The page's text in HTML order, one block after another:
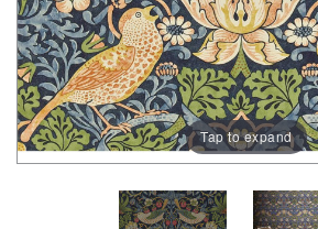
PER
I
PIU'
GRANDI
Tap to expand